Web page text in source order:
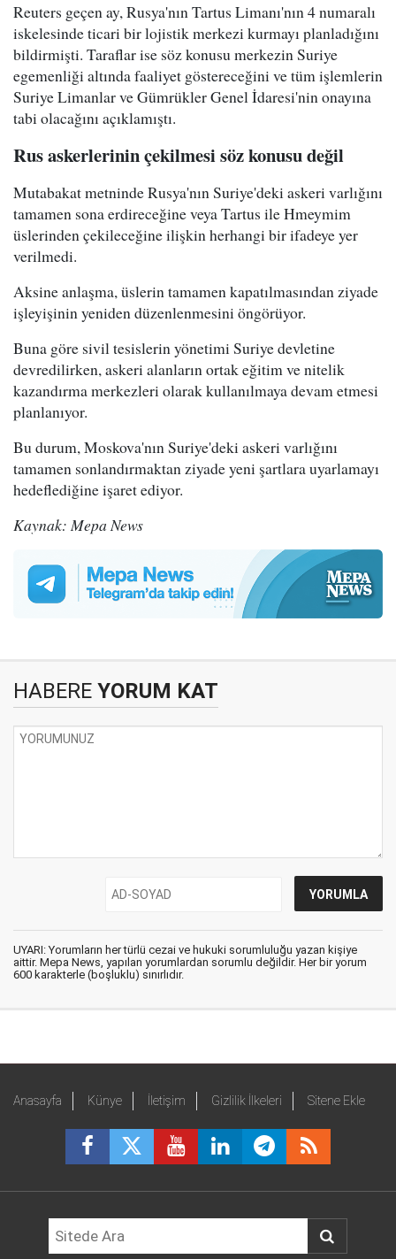
Reuters geçen ay, Rusya'nın Tartus Limanı'nın 4 numaralı
iskelesinde ticari bir lojistik merkezi kurmayı planladığını
bildirmişti. Taraflar ise söz konusu merkezin Suriye
egemenliği altında faaliyet göstereceğini ve tüm işlemlerin
Suriye Limanlar ve Gümrükler Genel İdaresi'nin onayına
tabi olacağını açıklamıştı.
Rus askerlerinin çekilmesi söz konusu değil
Mutabakat metninde Rusya'nın Suriye'deki askeri varlığını
tamamen sona erdireceğine veya Tartus ile Hmeymim
üslerinden çekileceğine ilişkin herhangi bir ifadeye yer
verilmedi.
Aksine anlaşma, üslerin tamamen kapatılmasından ziyade
işleyişinin yeniden düzenlenmesini öngörüyor.
Buna göre sivil tesislerin yönetimi Suriye devletine
devredilirken, askeri alanların ortak eğitim ve nitelik
kazandırma merkezleri olarak kullanılmaya devam etmesi
planlanıyor.
Bu durum, Moskova'nın Suriye'deki askeri varlığını
tamamen sonlandırmaktan ziyade yeni şartlara uyarlamayı
hedeflediğine işaret ediyor.
Kaynak: Mepa News
HABERE YORUM KAT
UYARI: Yorumların her türlü cezai ve hukuki sorumluluğu yazan kişiye
aittir. Mepa News, yapılan yorumlardan sorumlu değildir. Her bir yorum
600 karakterle (boşluklu) sınırlıdır.
Anasayfa Künye İletişim Gizlilik İlkeleri Sitene Ekle